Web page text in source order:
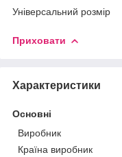
Універсальний розмір
Приховати
Характеристики
Основні
Виробник
Країна виробник